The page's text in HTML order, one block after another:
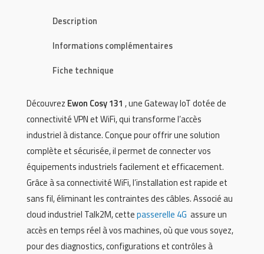
Description
Informations complémentaires
Fiche technique
Découvrez Ewon Cosy 131 , une Gateway IoT dotée de
connectivité VPN et WiFi, qui transforme l’accès
industriel à distance. Conçue pour offrir une solution
complète et sécurisée, il permet de connecter vos
équipements industriels facilement et efficacement.
Grâce à sa connectivité WiFi, l’installation est rapide et
sans fil, éliminant les contraintes des câbles. Associé au
cloud industriel Talk2M, cettepasserelle 4G assure un
accès en temps réel à vos machines, où que vous soyez,
pour des diagnostics, configurations et contrôles à